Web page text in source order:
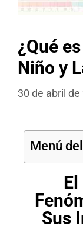
¿Qué
Niño y
30 de abril de
Menú
Sus